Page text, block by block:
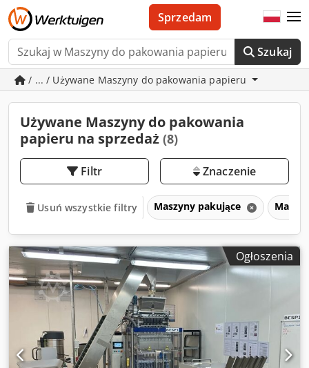
Szukaj
Sprzedam
/ ... / Używane Maszyny do pakowania papieru
Używane Maszyny do pakowania
papieru na sprzedaż (8)
Filtr Znaczenie
Usuń wszystkie filtry Maszyny pakujące
Ogłoszenia